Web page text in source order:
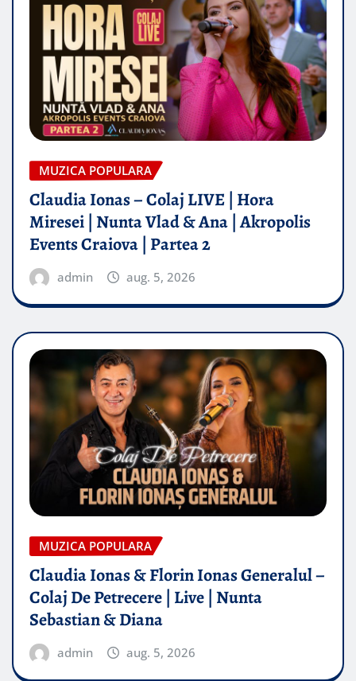
MUZICA POPULARA
Claudia Ionas – Colaj LIVE | Hora
Miresei | Nunta Vlad & Ana | Akropolis
Events Craiova | Partea 2
admin aug. 5, 2026
MUZICA POPULARA
Claudia Ionas & Florin Ionas Generalul –
Colaj De Petrecere | Live | Nunta
Sebastian & Diana
admin aug. 5, 2026